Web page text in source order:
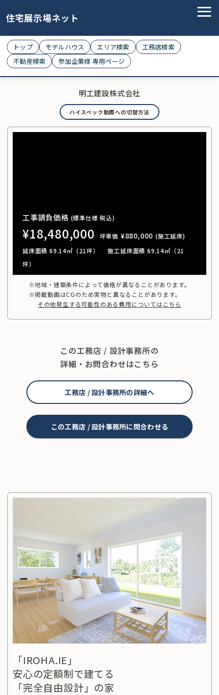
住宅展示場ネット
トップ モデルハウス エリア検索
工務店検索
不動産検索
参加企業様 専用ページ
明工建設株式会社
ハイスペック動画への切替方法
工事請負価格 (標準仕様 税込)
¥18,480,000 坪単価 ¥880,000 (施工延床)
延床面積 69.14㎡（21坪）
施工延床面積 69.14㎡（21
坪）
※地域・建築条件によって価格が異なることがあります。
※掲載動画はCGのため実物と異なることがあります。
その他発生する可能性のある費用についてはこちら
この工務店 / 設計事務所の
詳細・お問合わせはこちら
工務店 / 設計事務所の詳細へ
この工務店 / 設計事務所に問合わせる
「IROHA.IE」
安心の定額制で建てる
「完全自由設計」の家